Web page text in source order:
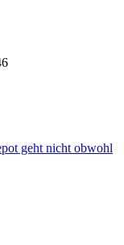
geht nicht obwohl